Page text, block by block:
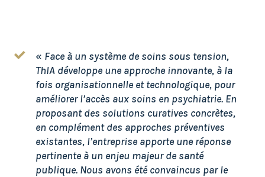
« Face à un système de soins sous tension,
ThIA développe une approche innovante, à la
fois organisationnelle et technologique, pour
améliorer l’accès aux soins en psychiatrie. En
proposant des solutions curatives concrètes,
en complément des approches préventives
existantes, l’entreprise apporte une réponse
pertinente à un enjeu majeur de santé
publique. Nous avons été convaincus par le